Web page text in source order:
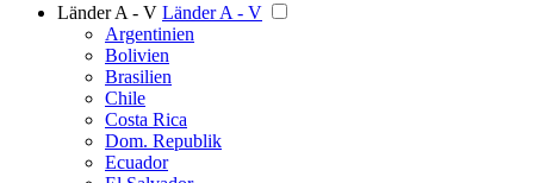
Länder A - V Länder A - V
Argentinien
Bolivien
Brasilien
Chile
Costa Rica
Dom. Republik
Ecuador